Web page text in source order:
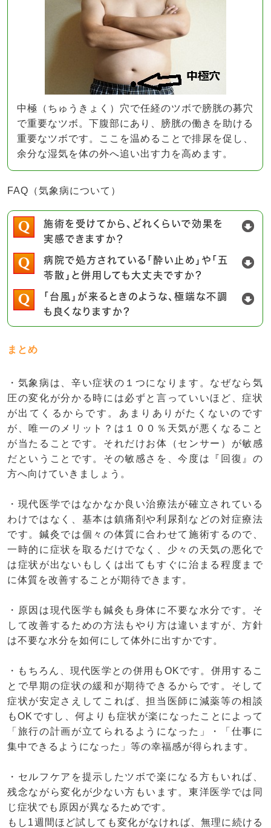
中極（ちゅうきょく）穴で任経のツボで膀胱の募穴
で重要なツボ。下腹部にあり、膀胱の働きを助ける
重要なツボです。ここを温めることで排尿を促し、
余分な湿気を体の外へ追い出す力を高めます。
FAQ（気象病について）
施術を受けてから、どれくらいで効果を
実感できますか？
病院で処方されている「酔い止め」や「五
苓散」と併用しても大丈夫ですか？
「台風」が来るときのような、極端な不調
も良くなりますか？
まとめ
・気象病は、辛い症状の１つになります。なぜなら気
圧の変化が分かる時には必ずと言っていいほど、症状
が出てくるからです。あまりありがたくないのです
が、唯一のメリット？は１００％天気が悪くなること
が当たることです。それだけお体（センサー）が敏感
だということです。その敏感さを、今度は『回復』の
方へ向けていきましょう。
・現代医学ではなかなか良い治療法が確立されている
わけではなく、基本は鎮痛剤や利尿剤などの対症療法
です。鍼灸では個々の体質に合わせて施術するので、
一時的に症状を取るだけでなく、少々の天気の悪化で
は症状が出ないもしくは出てもすぐに治まる程度まで
に体質を改善することが期待できます。
・原因は現代医学も鍼灸も身体に不要な水分です。そ
して改善するための方法もやり方は違いますが、方針
は不要な水分を如何にして体外に出すかです。
・もちろん、現代医学との併用もOKです。併用するこ
とで早期の症状の緩和が期待できるからです。そして
症状が安定さえしてこれば、担当医師に減薬等の相談
もOKですし、何よりも症状が楽になったことによって
「旅行の計画が立てられるようになった」・「仕事に
集中できるようになった」等の幸福感が得られます。
・セルフケアを提示したツボで楽になる方もいれば、
残念ながら変化が少ない方もいます。東洋医学では同
じ症状でも原因が異なるためです。
もし1週間ほど試しても変化がなければ、無理に続ける